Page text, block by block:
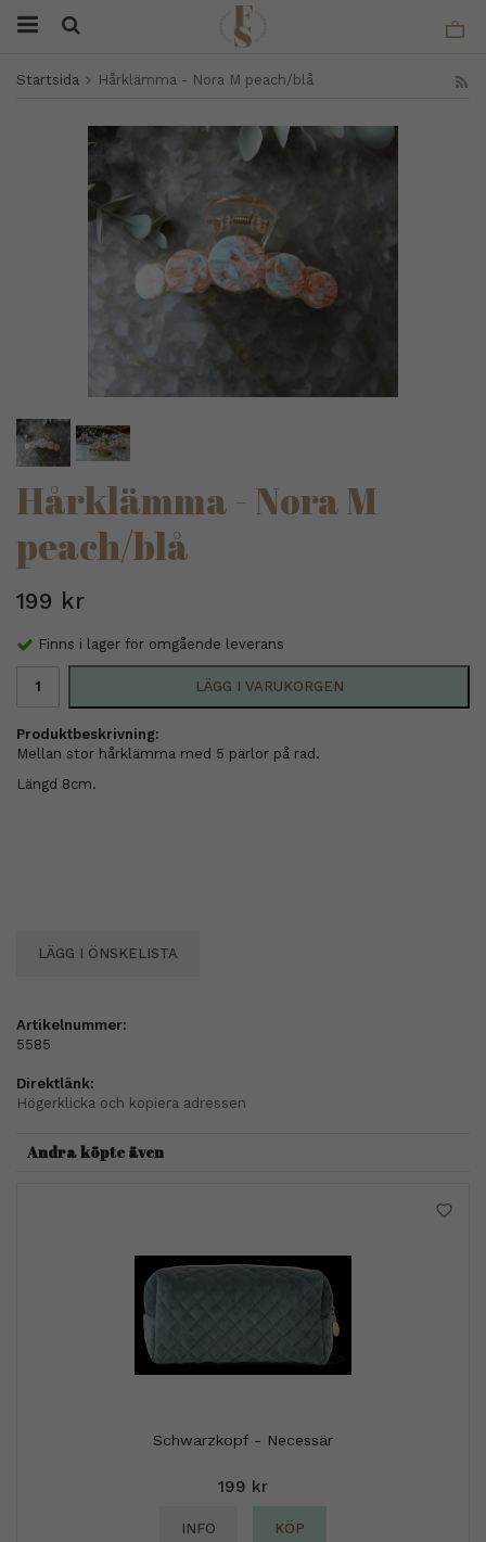
Startsida Hårklämma - Nora M peach/blå
Hårklämma - Nora M
peach/blå
199 kr
Finns i lager för omgående leverans
LÄGG I VARUKORGEN
Produktbeskrivning:
Mellan stor hårklämma med 5 pärlor på rad.
Längd 8cm.
LÄGG I ÖNSKELISTA
Artikelnummer:
5585
Direktlänk:
Högerklicka och kopiera adressen
Andra köpte även
Schwarzkopf - Necessär
199 kr
INFO KÖP